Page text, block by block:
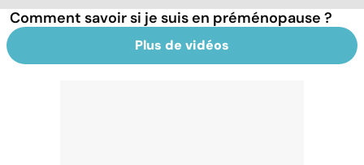
Comment savoir si je suis en préménopause ?
Plus de vidéos